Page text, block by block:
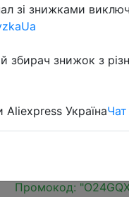
Light Edition
Dimensity
Visual
$159.98
Промокод:
зі знижками
збирач знижок з
Aliexpress Україна